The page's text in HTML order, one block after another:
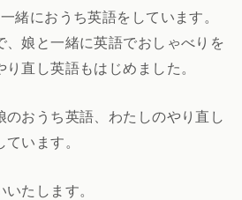
緒におうち英語をしています。
、娘と一緒に英語でおしゃべりを
直し英語もはじめました。
のおうち英語、わたしのやり直し
います。
たします。